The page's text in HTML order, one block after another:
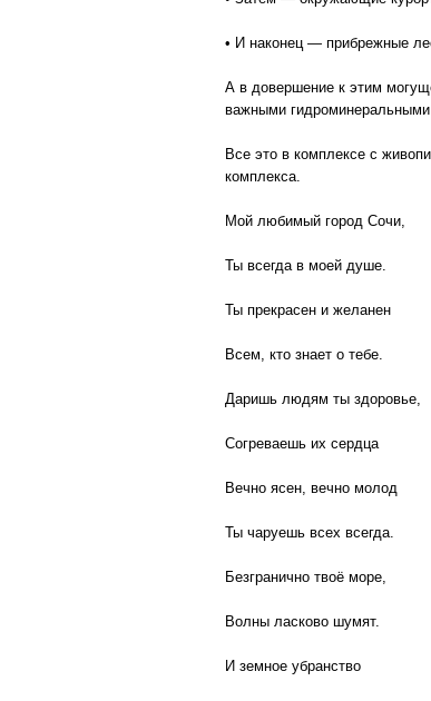
• И наконец — прибрежные
А в довершение к этим
важными
Все это в комплексе с
комплекса.
Мой любимый город Сочи,
Ты всегда в моей душе.
Ты прекрасен и желанен
Всем, кто знает о тебе.
Даришь людям ты здоровье,
Согреваешь их сердца
Вечно ясен, вечно молод
Ты чаруешь всех всегда.
Безгранично твоё море,
Волны ласково шумят.
И земное убранство